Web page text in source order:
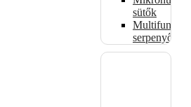
sütők
Multifunkciós
serpenyők